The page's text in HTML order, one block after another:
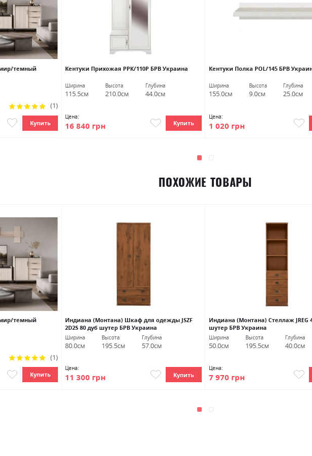
темный
Рейтинг:
100%
(1)
Купить
Кентуки Прихожая РРК/110Р БРВ Украина
Ширина
115.5см
Высота
210.0см
Глубина
44.0см
Цена:
16 840 грн Купить
Кентуки Полка POL/145 БРВ
Ширина
155.0см
Высота
9.0см
Глубина
25.0см
Цена:
1 020 грн
ПОХОЖИЕ ТОВАРЫ
темный
Рейтинг:
100%
(1)
Купить
Индиана (Монтана) Шкаф для одежды JSZF
2D2S 80 дуб шутер БРВ Украина
Ширина
80.0см
Высота
195.5см
Глубина
57.0см
Цена:
11 300 грн Купить
Индиана (Монтана) Стеллаж JREG
шутер БРВ Украина
Ширина
50.0см
Высота
195.5см
Глубина
40.0см
Цена:
7 970 грн